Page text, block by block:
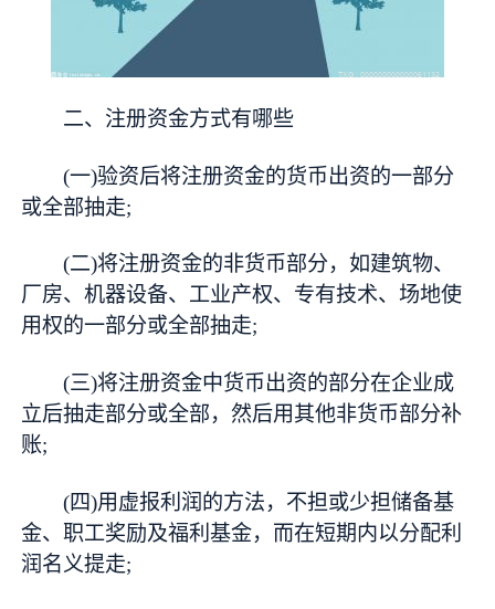
二、注册资金方式有哪些
(一)验资后将注册资金的货币出资的一部分
或全部抽走;
(二)将注册资金的非货币部分，如建筑物、
厂房、机器设备、工业产权、专有技术、场地使
用权的一部分或全部抽走;
(三)将注册资金中货币出资的部分在企业成
立后抽走部分或全部，然后用其他非货币部分补
账;
(四)用虚报利润的方法，不担或少担储备基
金、职工奖励及福利基金，而在短期内以分配利
润名义提走;